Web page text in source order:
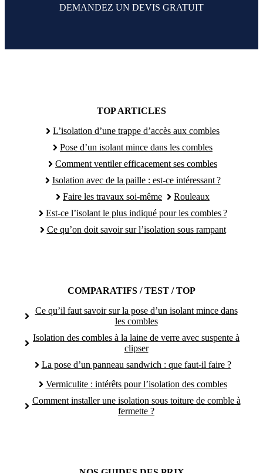
DEMANDEZ UN DEVIS GRATUIT
TOP ARTICLES
L’isolation d’une trappe d’accès aux combles
Pose d’un isolant mince dans les combles
Comment ventiler efficacement ses combles
Isolation avec de la paille : est-ce intéressant ?
Faire les travaux soi-même
Rouleaux
Est-ce l’isolant le plus indiqué pour les combles ?
Ce qu’on doit savoir sur l’isolation sous rampant
COMPARATIFS / TEST / TOP
Ce qu’il faut savoir sur la pose d’un isolant mince dans
les combles
Isolation des combles à la laine de verre avec suspente à
clipser
La pose d’un panneau sandwich : que faut-il faire ?
Vermiculite : intérêts pour l’isolation des combles
Comment installer une isolation sous toiture de comble à
fermette ?